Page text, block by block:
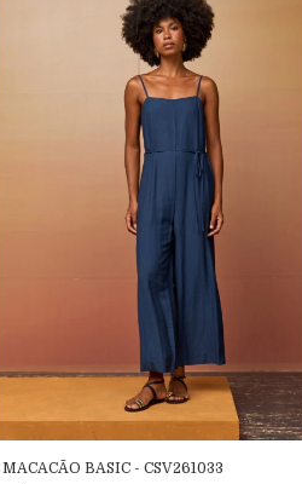
MACACÃO BASIC - CSV261033